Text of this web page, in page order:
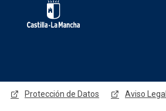
Protección de Datos Aviso Legal